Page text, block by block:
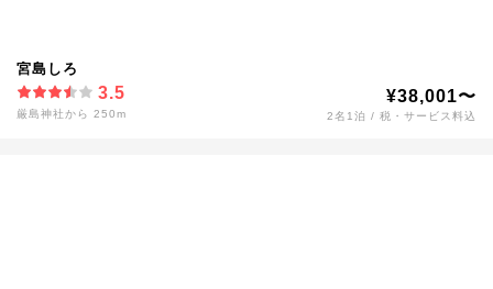
宮島しろ
3.5
厳島神社から 250m
¥38,001〜
2名1泊 / 税・サービス料込